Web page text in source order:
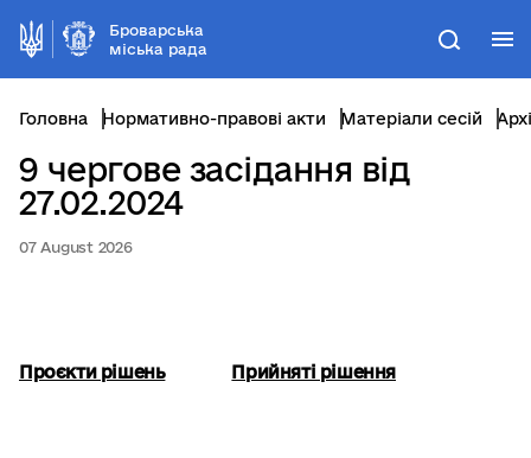
Броварська
міська рада
Пошук
Головна Нормативно-правові акти Матеріали сесій
9 чергове засідання від
27.02.2024
07 August 2026
Проєкти рішень Прийняті рішення